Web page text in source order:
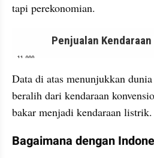
tapi perekonomian.
Data di atas menunjukkan
beralih dari kendaraan
bakar menjadi kendaraan listrik.
Bagaimana dengan